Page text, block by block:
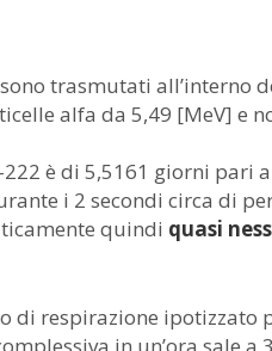
trasmutati all’interno
alfa da 5,49 [MeV] e
è di 5,5161 giorni pari a
i 2 secondi circa di
quindi quasi
di respirazione ipotizzato
in un’ora sale a